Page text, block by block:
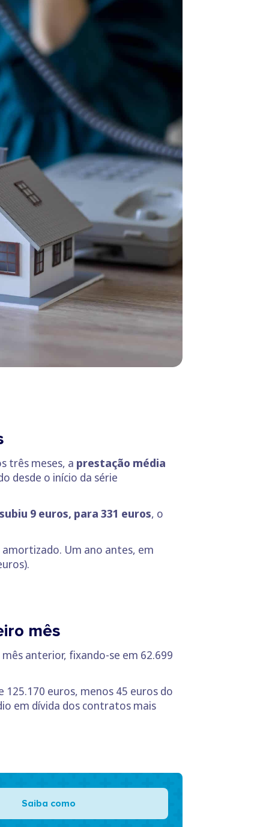
três meses, a prestação média
desde o início da série
subiu 9 euros, para 331 euros, o
Um ano antes, em
mês
anterior, fixando-se em 62.699
euros, menos 45 euros do
em dívida dos contratos mais
Saiba como